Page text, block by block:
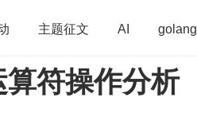
主题征文 AI golang
算法 学习方法
符操作分析